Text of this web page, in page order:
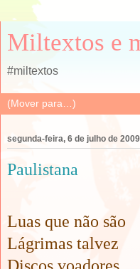
Miltextos e
#miltextos
segunda-feira, 6 de julho de 2009
Paulistana
Luas que não são
Lágrimas talvez